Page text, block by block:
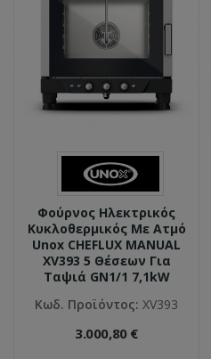
Φούρνος Ηλεκτρικός
Κυκλοθερμικός Με Ατμό
Unox CHEFLUX MANUAL
XV393 5 Θέσεων Για
Ταψιά GN1/1 7,1kW
Κωδ. Προϊόντος: XV393
3.000,80 €